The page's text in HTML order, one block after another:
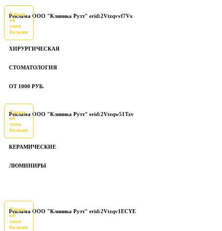
Реклама ООО "Клиника Рутт" erid:2Vtzqvvf7Vx
Узнать
об
этом
больше
ХИРУРГИЧЕСКАЯ
СТОМАТОЛОГИЯ
ОТ 1000 РУБ.
Реклама ООО "Клиника Рутт" erid:2Vtzqw51Tzv
Узнать
об
этом
больше
КЕРАМИЧЕСКИЕ
ЛЮМИНИРЫ
Реклама ООО "Клиника Рутт" erid:2Vtzqv1ECYE
Узнать
об
этом
больше